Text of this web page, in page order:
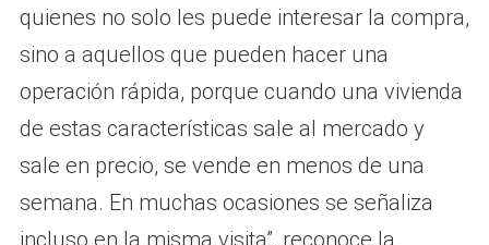
quienes no solo les puede interesar la compra,
sino a aquellos que pueden hacer una
operación rápida, porque cuando una vivienda
de estas características sale al mercado y
sale en precio, se vende en menos de una
semana. En muchas ocasiones se señaliza
incluso en la misma visita”, reconoce la